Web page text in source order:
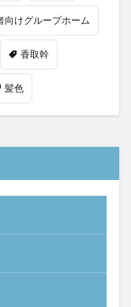
向けグループホーム
香取幹
髪色